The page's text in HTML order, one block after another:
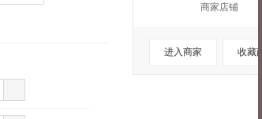
商家店铺
进入商家 收藏